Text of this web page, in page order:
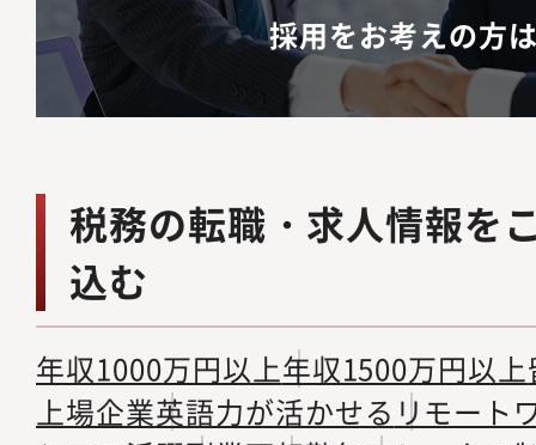
採用をお考えの方
税務の転職・求人情報を
込む
年収1000万円以上年収1500万円以上
上場企業英語力が活かせる リモート